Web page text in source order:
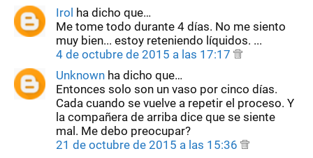
Irol ha dicho que…
Me tome todo durante 4 días. No me siento
muy bien... estoy reteniendo líquidos. ...
4 de octubre de 2015 a las 17:17
Unknown ha dicho que…
Entonces solo son un vaso por cinco días.
Cada cuando se vuelve a repetir el proceso. Y
la compañera de arriba dice que se siente
mal. Me debo preocupar?
21 de octubre de 2015 a las 15:36